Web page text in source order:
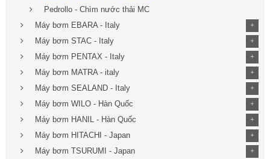
Pedrollo - Chìm nước thải MC
Máy bơm EBARA - Italy
+
Máy bơm STAC - Italy +
Máy bơm PENTAX - Italy +
Máy bơm MATRA - italy +
Máy bơm SEALAND - Italy +
Máy bơm WILO - Hàn Quốc +
Máy bơm HANIL - Hàn Quốc +
Máy bơm HITACHI - Japan +
Máy bơm TSURUMI - Japan +